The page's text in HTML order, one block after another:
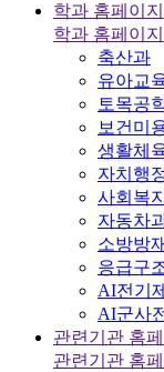
학과 홈페이지
학과 홈페이지
축산과
유아교
토목공
보건미
생활체
자치행
사회복
자동차
소방방
응급구
AI전기
AI군사
관련기관 홈페
관련기관 홈페